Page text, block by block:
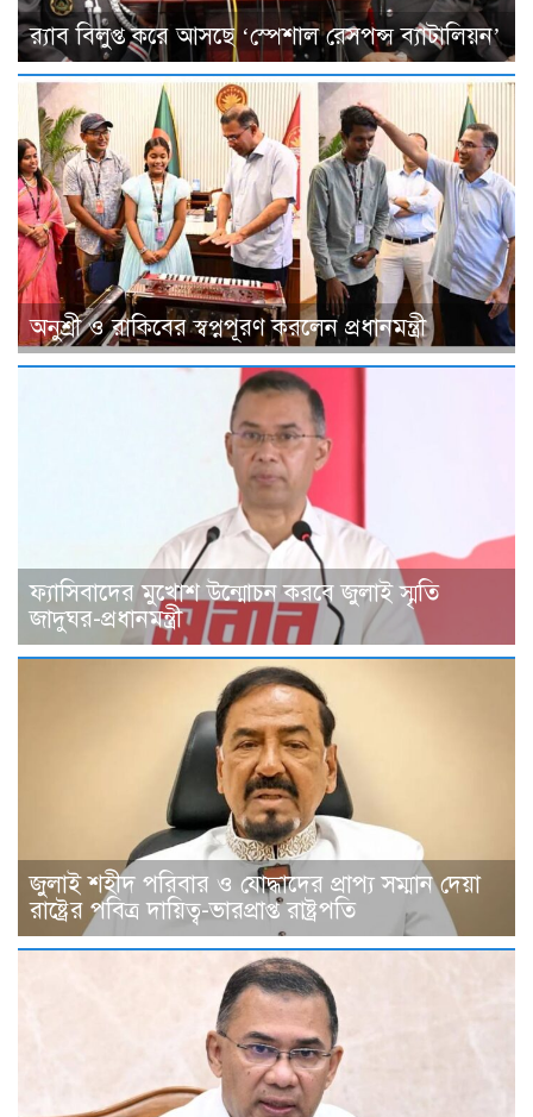
র‌্যাব বিলুপ্ত করে আসছে ‘স্পেশাল রেসপন্স ব্যাটালিয়ন’
অনুশ্রী ও রাকিবের স্বপ্নপূরণ করলেন প্রধানমন্ত্রী
ফ্যাসিবাদের মুখোশ উন্মোচন করবে জুলাই স্মৃতি
জাদুঘর-প্রধানমন্ত্রী
জুলাই শহীদ পরিবার ও যোদ্ধাদের প্রাপ্য সম্মান দেয়া
রাষ্ট্রের পবিত্র দায়িত্ব-ভারপ্রাপ্ত রাষ্ট্রপতি